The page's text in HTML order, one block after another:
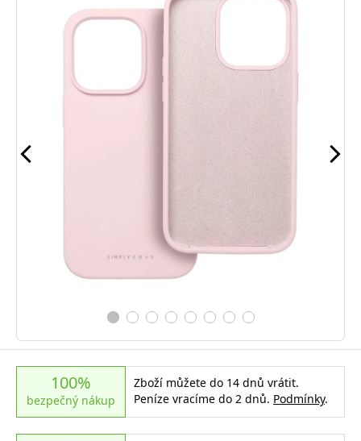
100%
bezpečný nákup
Zboží můžete do 14 dnů vrátit.
Peníze vracíme do 2 dnů. Podmínky.